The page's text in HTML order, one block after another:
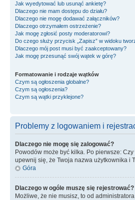
Jak wyedytować lub usunąć ankietę?
Dlaczego nie mam dostępu do działu?
Dlaczego nie mogę dodawać załączników?
Dlaczego otrzymałem ostrzeżenie?
Jak mogę zgłosić posty moderatorowi?
Do czego służy przycisk „Zapisz” w widoku
Dlaczego mój post musi być zaakceptowany?
Jak mogę przesunąć swój wątek w górę?
Formatowanie i rodzaje wątków
Czym są ogłoszenia globalne?
Czym są ogłoszenia?
Czym są wątki przyklejone?
Problemy z logowaniem i
Dlaczego nie mogę się zalogować?
Powodów może być kilka. Po pierwsze:
upewnij się, że Twoja nazwa użytkownika i
Góra
Dlaczego w ogóle muszę się rejestrować?
Możliwe, że nie musisz, to od